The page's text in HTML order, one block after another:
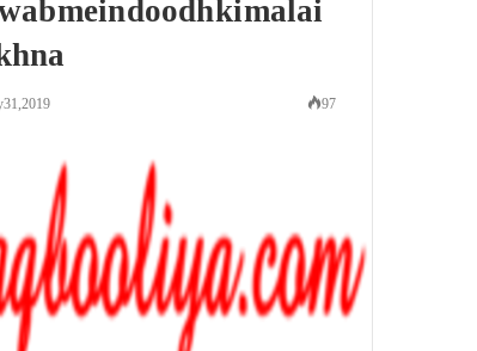
mein doodh ki malai
2019 97